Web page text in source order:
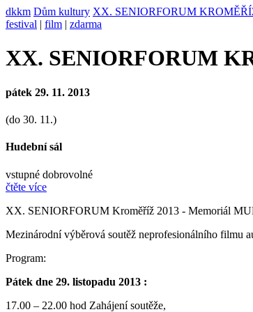
dkkm Dům kultury XX. SENIORFORUM
festival | film | zdarma
XX. SENIORFORUM
pátek 29. 11. 2013
(do 30. 11.)
Hudební sál
vstupné dobrovolné
čtěte více
XX. SENIORFORUM Kroměříž 2013 - Memoriál
Mezinárodní výběrová soutěž neprofesionálního filmu
Program:
Pátek dne 29. listopadu 2013 :
17.00 – 22.00 hod Zahájení soutěže,